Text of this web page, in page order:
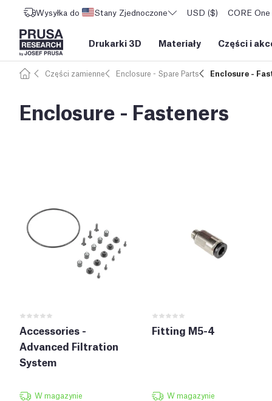
Wysyłka do Stany Zjednoczone USD ($) CORE
Drukarki 3D Materiały Części i
Części zamienne Enclosure - Spare Parts Enclosure -
Enclosure - Fasteners
Accessories -
Advanced Filtration
System
W magazynie
Fitting M5-4
W magazynie